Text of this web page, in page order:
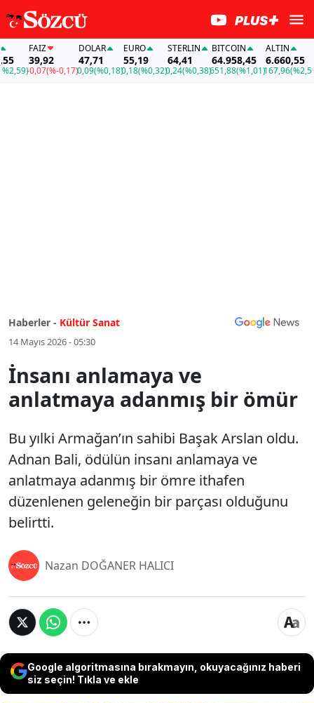
39,92
-0,07(%-0,17)
DOLAR
47,71
0,09(%0,18)
EURO
55,19
0,18(%0,32)
STERLIN
64,41
0,24(%0,38)
BITCOIN
64.958,45
651,88(%1,01)
ALTIN
6.660,55
167,96(%2,59)-
Haberler - Kültür Sanat
14 Mayıs 2026 - 05:30
İnsanı anlamaya ve
anlatmaya adanmış bir ömür
Bu yılki Armağan’ın sahibi Başak Arslan oldu.
Adnan Bali, ödülün insanı anlamaya ve
anlatmaya adanmış bir ömre ithafen
düzenlenen geleneğin bir parçası olduğunu
belirtti.
Nazan DOĞANER HALICI
Google algoritmasına bırakmayın, okuyacağınız haberi
siz seçin! Tıkla ve ekle